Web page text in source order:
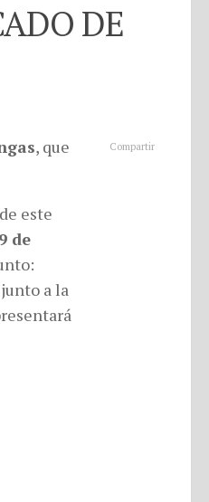
DE
, que
este
de
a la
Compartir